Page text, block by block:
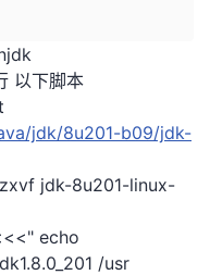
以下脚本
jdk/8u201-b09/jdk-
jdk-8u201-linux-
echo
/usr